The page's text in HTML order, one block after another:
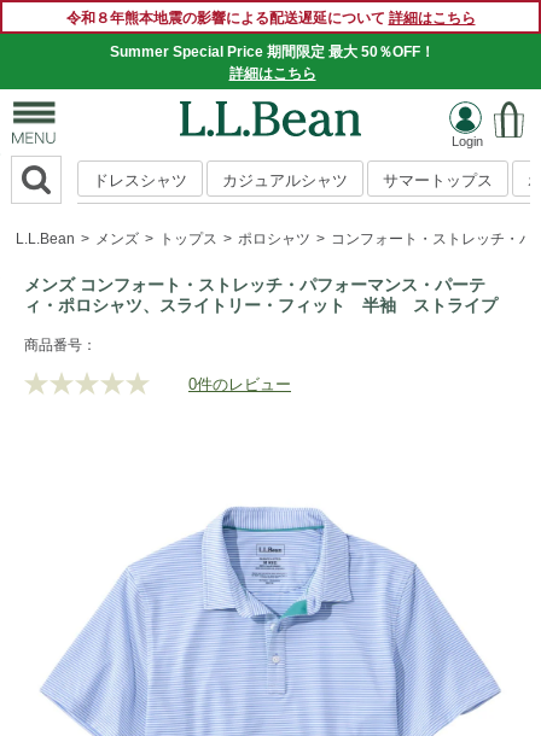
令和８年熊本地震の影響による配送遅延について 詳細はこちら
Summer Special Price 期間限定 最大 50％OFF！
詳細はこちら
ドレスシャツ カジュアルシャツ サマートップス
L.L.Bean メンズ トップス ポロシャツ コンフォート・ストレッチ・
メンズ コンフォート・ストレッチ・パフォーマンス・パーテ
ィ・ポロシャツ、スライトリー・フィット 半袖 ストライプ
https://www.llbean.co.jp/mens/tops/poloshirts/g/
商品番号：
評
ペ
ー
ジ
の
リ
ン
ク。
0件のレビュー